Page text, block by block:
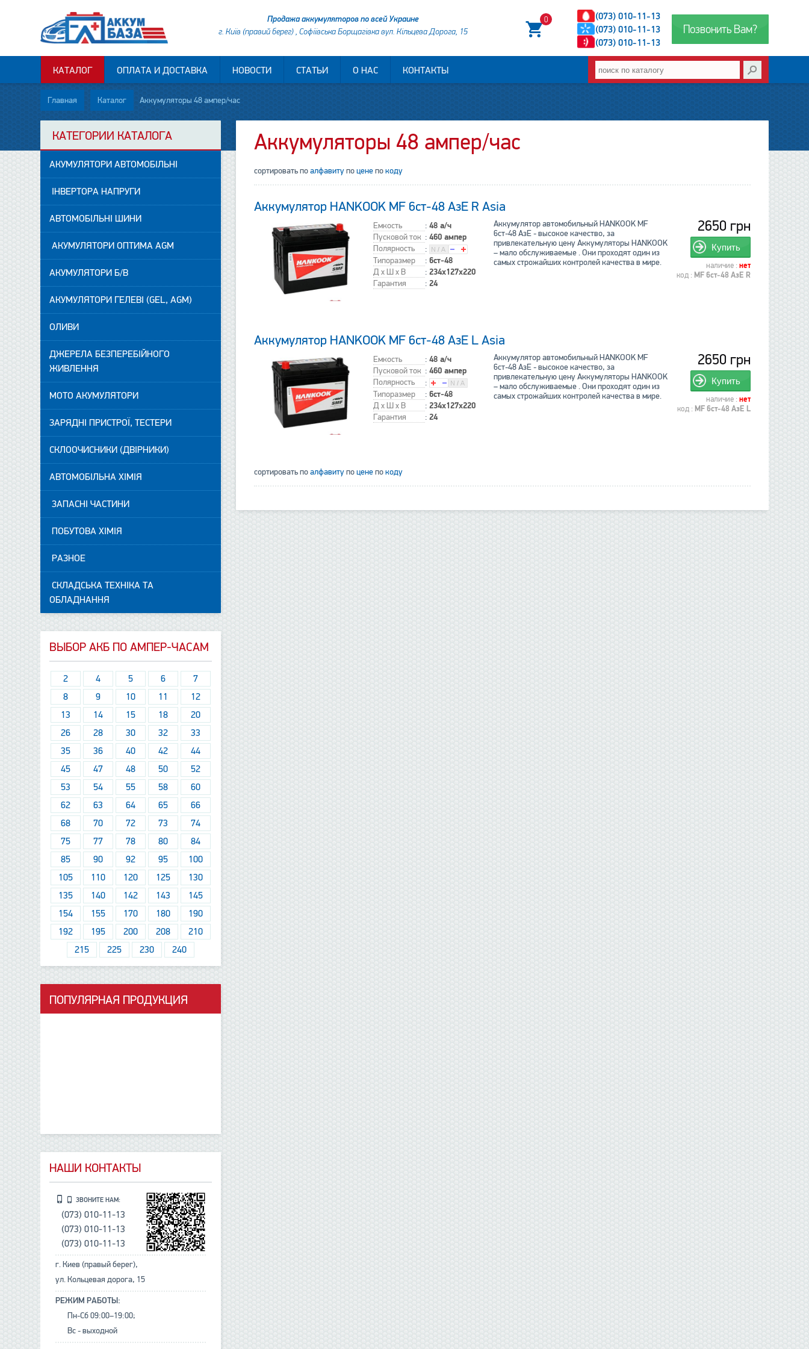
Позвонить Вам?
(073) 010-11-13
(073) 010-11-13
(073) 010-11-13
0
Продажа аккумуляторов по всей Украине
г. Київ (правий берег) , Софіївська Борщагівка вул. Кільцева Дорога, 15
КАТАЛОГ ОПЛАТА И ДОСТАВКА НОВОСТИ СТАТЬИ О НАС КОНТАКТЫ
Главная Каталог Аккумуляторы 48 ампер/час
Аккумуляторы 48 ампер/час
сортировать поалфавитупоценепокоду
Аккумулятор HANKOOK MF 6ст-48 АзЕ R Asia
Емкость :48 а/ч
Пусковой ток :460 ампер
Полярность
:
Типоразмер
:6ст-48
Д x Ш x В :234x127x220
Гарантия :24
2650 грн
Купить
наличие :нет
код : MF 6ст-48 АзЕ R
Аккумулятор автомобильный HANKOOK MF
6ст-48 АзЕ - высокое качество, за
привлекательную цену Аккумуляторы HANKOOK
– мало обслуживаемые . Они проходят один из
самых строжайших контролей качества в мире.
Аккумулятор HANKOOK MF 6ст-48 АзЕ L Asia
Емкость :48 а/ч
Пусковой ток :460 ампер
Полярность
:
Типоразмер
:6ст-48
Д x Ш x В :234x127x220
Гарантия :24
2650 грн
Купить
наличие :нет
код : MF 6ст-48 АзЕ L
Аккумулятор автомобильный HANKOOK MF
6ст-48 АзЕ - высокое качество, за
привлекательную цену Аккумуляторы HANKOOK
– мало обслуживаемые . Они проходят один из
самых строжайших контролей качества в мире.
сортировать поалфавитупоценепокоду
КАТЕГОРИИ КАТАЛОГА
АКУМУЛЯТОРИ АВТОМОБІЛЬНІ
ІНВЕРТОРА НАПРУГИ
АВТОМОБІЛЬНІ ШИНИ
АКУМУЛЯТОРИ ОПТИМА AGM
АКУМУЛЯТОРИ Б/В
АКУМУЛЯТОРИ ГЕЛЕВІ (GEL, AGM)
ОЛИВИ
ДЖЕРЕЛА БЕЗПЕРЕБІЙНОГО
ЖИВЛЕННЯ
МОТО АКУМУЛЯТОРИ
ЗАРЯДНІ ПРИСТРОЇ, ТЕСТЕРИ
СКЛООЧИСНИКИ (ДВІРНИКИ)
АВТОМОБІЛЬНА ХІМІЯ
ЗАПАСНІ ЧАСТИНИ
ПОБУТОВА ХІМІЯ
РАЗНОЕ
СКЛАДСЬКА ТЕХНІКА ТА
ОБЛАДНАННЯ
ВЫБОР АКБ ПО АМПЕР-ЧАСАМ
2 4 5 6
7
8
9 10 11
12
13
14 15 18
20
26
28 30 32
33
35
36 40 42
44
45
47 48 50
52
53
54 55 58
60
62
63 64 65
66
68
70 72 73
74
75
77 78 80
84
85
90 92 95
100
105
110 120 125
130
135
140 142 143
145
154
155 170 180
190
192
195 200 208
210
215
225 230 240
ПОПУЛЯРНАЯ ПРОДУКЦИЯ
данные отсутствуют
НАШИ КОНТАКТЫ
ЗВОНИТЕ НАМ:
(073) 010-11-13
(073) 010-11-13
(073) 010-11-13
г. Киев (правый берег),
ул. Кольцевая дорога, 15
РЕЖИМ РАБОТЫ:
Пн-Сб 09:00–19:00;
Вс - выходной